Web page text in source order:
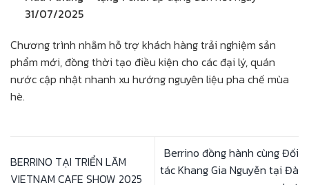
31/07/2025
Chương trình nhằm hỗ trợ khách hàng trải nghiệm sản
phẩm mới, đồng thời tạo điều kiện cho các đại lý, quán
nước cập nhật nhanh xu hướng nguyên liệu pha chế mùa
hè.
BERRINO TẠI TRIỂN LÃM
VIETNAM CAFE SHOW 2025
Berrino đồng hành cùng Đối
tác Khang Gia Nguyễn tại Đà